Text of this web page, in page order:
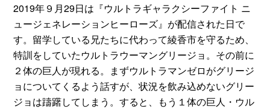
2019年９月29日は『ウルトラギャラクシーファイト ニ
ュージェネレーションヒーローズ』が配信された日で
す。留学している兄たちに代わって綾香市を守るため、
特訓をしていたウルトラウーマングリージョ。その前に
２体の巨人が現れる。まずウルトラマンゼロがグリージ
ョについてくるよう話すが、状況を飲み込めないグリー
ジョは躊躇してしまう。すると、もう１体の巨人・ウル